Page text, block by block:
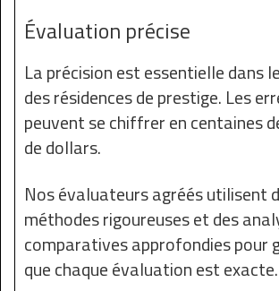
Évaluation précise
La précision est essentielle dans
des résidences de prestige. Les
peuvent se chiffrer en centaines
de dollars.
Nos évaluateurs agréés utilisent
méthodes rigoureuses et des
comparatives approfondies pour
que chaque évaluation est exacte.